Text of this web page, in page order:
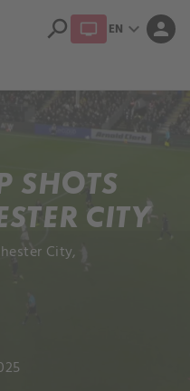
search EN expand_more person
SHOTS
CITY
City,